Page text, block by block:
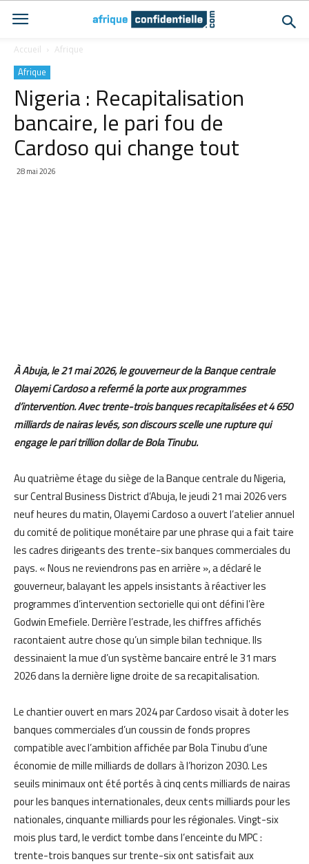
Accueil Afrique
Afrique
Nigeria : Recapitalisation
bancaire, le pari fou de
Cardoso qui change tout
28 mai 2026
À Abuja, le 21 mai 2026, le gouverneur de la Banque centrale
Olayemi Cardoso a refermé la porte aux programmes
d’intervention. Avec trente-trois banques recapitalisées et 4 650
milliards de nairas levés, son discours scelle une rupture qui
engage le pari trillion dollar de Bola Tinubu.
Au quatrième étage du siège de la Banque centrale du Nigeria,
sur Central Business District d’Abuja, le jeudi 21 mai 2026 vers
neuf heures du matin, Olayemi Cardoso a ouvert l’atelier annuel
du comité de politique monétaire par une phrase qui a fait taire
les cadres dirigeants des trente-six banques commerciales du
pays. « Nous ne reviendrons pas en arrière », a déclaré le
gouverneur, balayant les appels insistants à réactiver les
programmes d’intervention sectorielle qui ont défini l’ère
Godwin Emefiele. Derrière l’estrade, les chiffres affichés
racontaient autre chose qu’un simple bilan technique. Ils
dessinaient la mue d’un système bancaire entré le 31 mars
2026 dans la dernière ligne droite de sa recapitalisation.
Le chantier ouvert en mars 2024 par Cardoso visait à doter les
banques commerciales d’un coussin de fonds propres
compatible avec l’ambition affichée par Bola Tinubu d’une
économie de mille milliards de dollars à l’horizon 2030. Les
seuils minimaux ont été portés à cinq cents milliards de nairas
pour les banques internationales, deux cents milliards pour les
nationales, cinquante milliards pour les régionales. Vingt-six
mois plus tard, le verdict tombe dans l’enceinte du MPC :
trente-trois banques sur trente-six ont satisfait aux